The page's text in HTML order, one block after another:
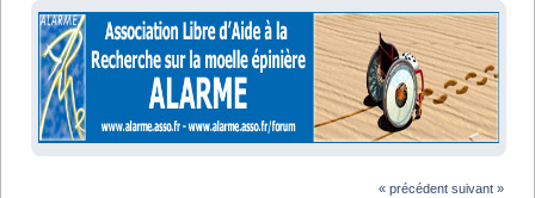
« précédent suivant »